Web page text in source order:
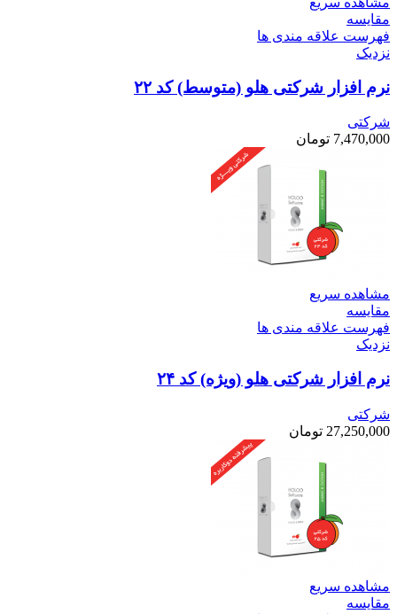
مقایسه
فهرست علاقه مندی ها
نزدیک
نرم افزار شرکتی هلو (متوسط) کد ۲۲
شرکتی
7,470,000 تومان
مشاهده سریع
مقایسه
فهرست علاقه مندی ها
نزدیک
نرم افزار شرکتی هلو (ویژه) کد ۲۴
شرکتی
27,250,000 تومان
مشاهده سریع
مقایسه